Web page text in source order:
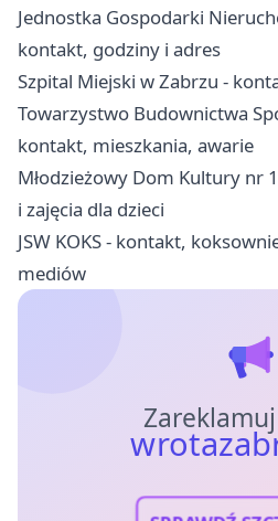
Jednostka Gospodarki
kontakt, godziny i adres
Szpital Miejski w Zabrzu -
Towarzystwo Budownictwa
kontakt, mieszkania, awarie
Młodzieżowy Dom Kultury nr
i zajęcia dla dzieci
JSW KOKS - kontakt,
mediów